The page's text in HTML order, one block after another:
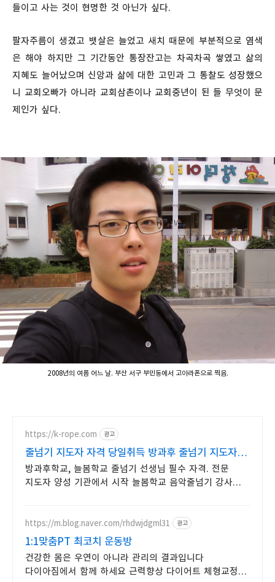
들이고 사는 것이 현명한 것 아닌가 싶다.
팔자주름이 생겼고 뱃살은 늘었고 새치 때문에 부분적으로 염색
은 해야 하지만 그 기간동안 통장잔고는 차곡차곡 쌓였고 삶의
지혜도 늘어났으며 신앙과 삶에 대한 고민과 그 통찰도 성장했으
니 교회오빠가 아니라 교회삼촌이나 교회중년이 된 들 무엇이 문
제인가 싶다.
2008년의 여름 어느 날. 부산 서구 부민동에서 고아라폰으로 찍음.
https://k-rope.com 광고
줄넘기 지도자 자격 당일취득 방과후 줄넘기 지도자
양성
방과후학교, 늘봄학교 줄넘기 선생님 필수 자격. 전문
지도자 양성 기관에서 시작 늘봄학교 음악줄넘기 강사
https://m.blog.naver.com/rhdwjdgml31 광고
1:1맞춤PT 최코치 운동방
건강한 몸은 우연이 아니라 관리의 결과입니다
다이아짐에서 함께 하세요 근력향상 다이어트 체형교정